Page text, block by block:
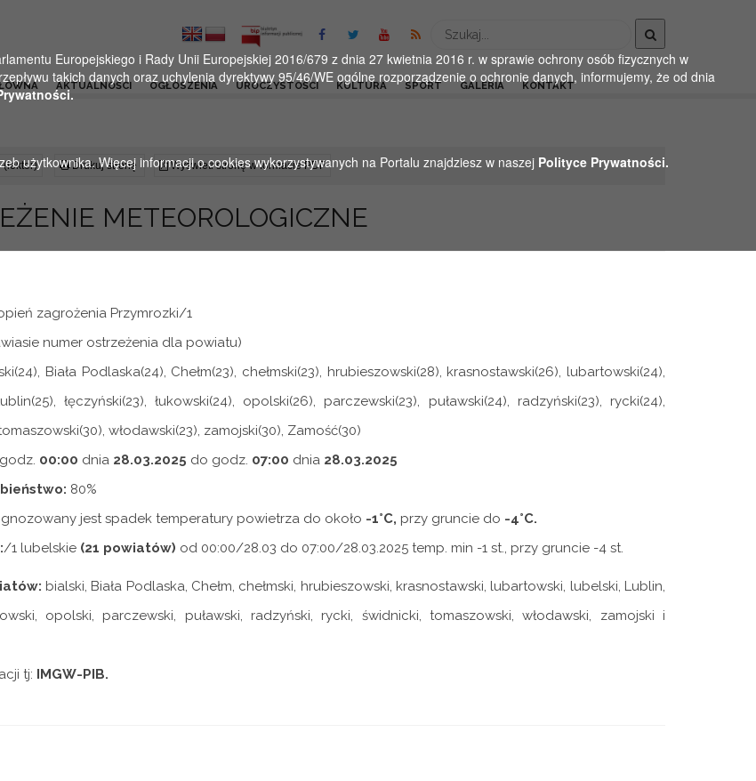
Wyszukaj
AKTUALNOŚCI OGŁOSZENIA UROCZYSTOŚCI KULTURA SPORT GALERIA KONTAKT
(lektor) Drukuj stronę Wyświetl stronę w formacie PDF
METEOROLOGICZNE
zagrożenia Przymrozki/1
numer ostrzeżenia dla powiatu)
Biała Podlaska(24), Chełm(23), chełmski(23), hrubieszowski(28), krasnostawski(26), lubartowski(24),
łęczyński(23), łukowski(24), opolski(26), parczewski(23), puławski(24), radzyński(23), rycki(24),
włodawski(23), zamojski(30), Zamość(30)
00:00 dnia 28.03.2025 do godz. 07:00 dnia 28.03.2025
80%
jest spadek temperatury powietrza do około -1°C, przy gruncie do -4°C.
/1 lubelskie (21 powiatów) od 00:00/28.03 do 07:00/28.03.2025 temp. min -1 st., przy gruncie -4 st.
bialski, Biała Podlaska, Chełm, chełmski, hrubieszowski, krasnostawski, lubartowski, lubelski, Lublin,
opolski, parczewski, puławski, radzyński, rycki, świdnicki, tomaszowski, włodawski, zamojski i
tj: IMGW-PIB.
Europejskiego i Rady Unii Europejskiej 2016/679 z dnia 27 kwietnia 2016 r. w sprawie ochrony osób fizycznych w
takich danych oraz uchylenia dyrektywy 95/46/WE ogólne rozporządzenie o ochronie danych, informujemy, że od dnia
użytkownika. Więcej informacji o cookies wykorzystywanych na Portalu znajdziesz w naszej Polityce Prywatności.